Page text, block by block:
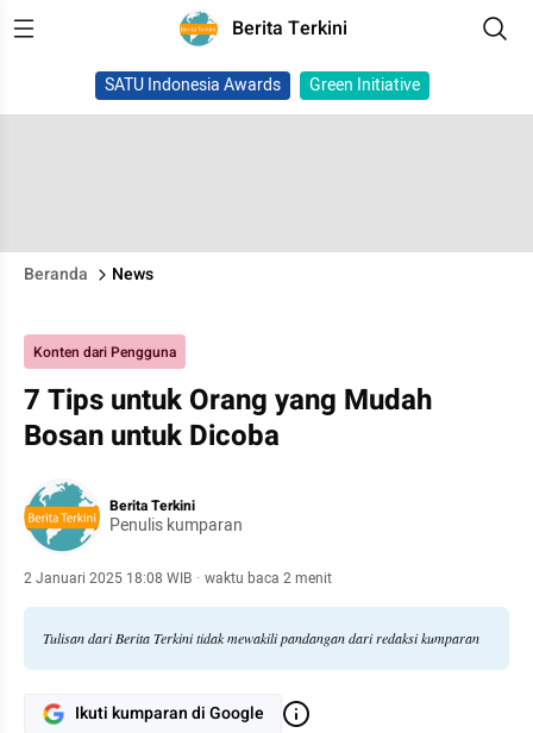
Berita Terkini
SATU Indonesia Awards Green Initiative
Beranda News
Konten dari Pengguna
7 Tips untuk Orang yang Mudah
Bosan untuk Dicoba
Berita Terkini
Penulis kumparan
2 Januari 2025 18:08 WIB · waktu baca 2 menit
Tulisan dari Berita Terkini tidak mewakili pandangan dari redaksi kumparan
Ikuti kumparan di Google